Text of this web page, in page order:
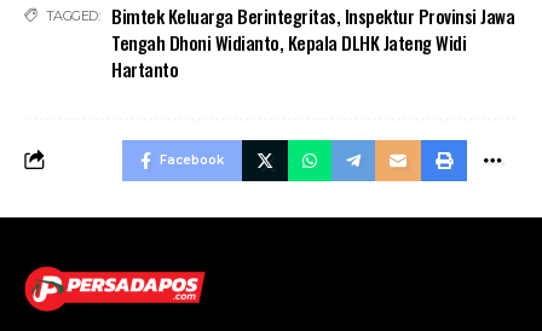
TAGGED: Bimtek Keluarga Berintegritas, Inspektur Provinsi Jawa
Tengah Dhoni Widianto, Kepala DLHK Jateng Widi
Hartanto
Facebook